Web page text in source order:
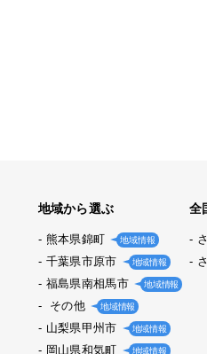
地域から選ぶ
熊本県錦町 地域情報
千葉県市原市 地域情報
福島県南相馬市 地域情報
その他 地域情報
山梨県甲州市 地域情報
岡山県和気町 地域情報
全